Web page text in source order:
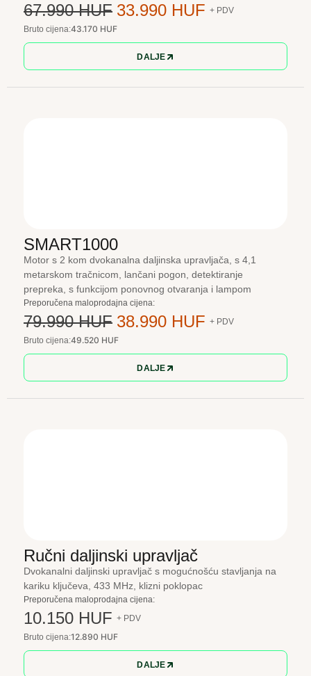
67.990 HUF 33.990 HUF + PDV
Bruto cijena:43.170 HUF
DALJE
SMART1000
Motor s 2 kom dvokanalna daljinska upravljača, s 4,1
metarskom tračnicom, lančani pogon, detektiranje
prepreka, s funkcijom ponovnog otvaranja i lampom
Preporučena maloprodajna cijena:
79.990 HUF 38.990 HUF + PDV
Bruto cijena:49.520 HUF
DALJE
Ručni daljinski upravljač
Dvokanalni daljinski upravljač s mogućnošću stavljanja na
kariku ključeva, 433 MHz, klizni poklopac
Preporučena maloprodajna cijena:
10.150 HUF + PDV
Bruto cijena:12.890 HUF
DALJE